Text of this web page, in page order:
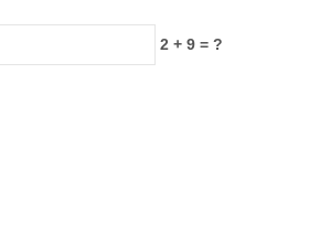
2 + 9 = ?